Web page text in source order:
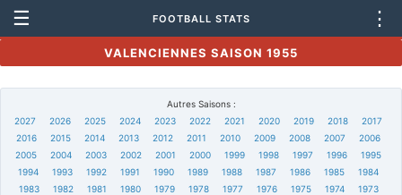
☰ FOOTBALL STATS ⋮
VALENCIENNES SAISON 1955
Autres Saisons :
2027
2026 2025 2024 2023 2022 2021 2020 2019 2018
2017
2016
2015 2014 2013 2012 2011 2010 2009 2008 2007
2006
2005
2004 2003 2002 2001 2000 1999 1998 1997 1996
1995
1994
1993 1992 1991 1990 1989 1988 1987 1986 1985
1984
1983
1982 1981 1980 1979 1978 1977 1976 1975 1974
1973